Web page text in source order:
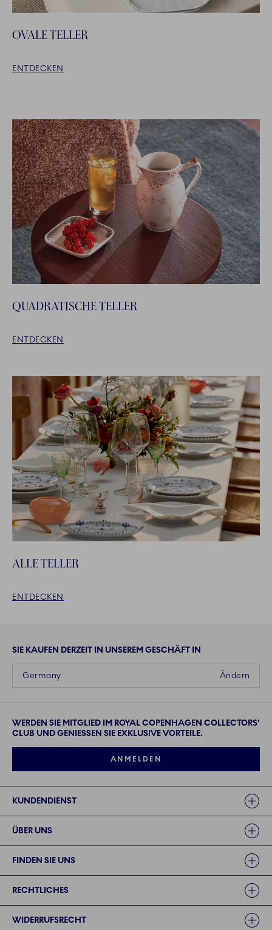
OVALE TELLER
ENTDECKEN
QUADRATISCHE TELLER
ENTDECKEN
ALLE TELLER
ENTDECKEN
SIE KAUFEN DERZEIT IN UNSEREM GESCHÄFT IN
Ändern
Germany
WERDEN SIE MITGLIED IM ROYAL COPENHAGEN COLLECTORS'
CLUB UND GENIESSEN SIE EXKLUSIVE VORTEILE.
ANMELDEN
KUNDENDIENST
ÜBER UNS
FINDEN SIE UNS
RECHTLICHES
WIDERRUFSRECHT